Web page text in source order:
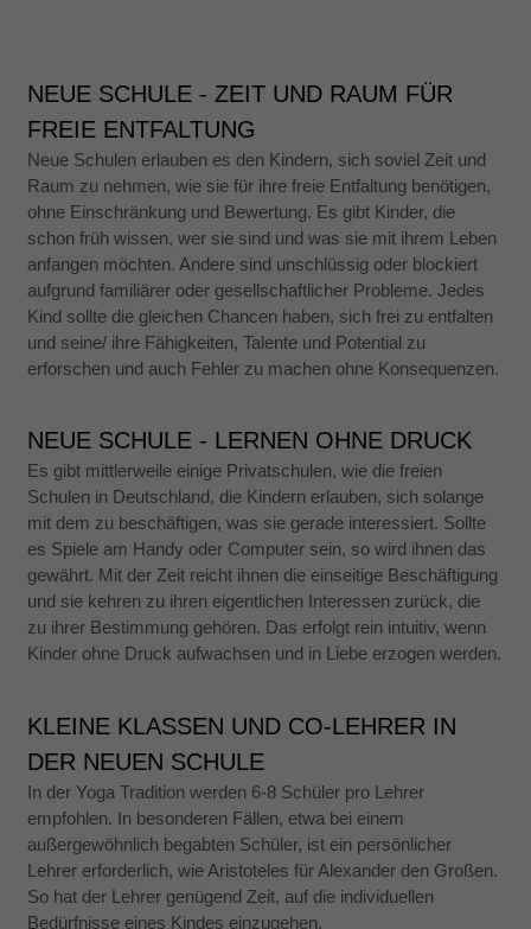
NEUE SCHULE - ZEIT UND RAUM FÜR
FREIE ENTFALTUNG
Neue Schulen erlauben es den Kindern, sich soviel Zeit und
Raum zu nehmen, wie sie für ihre freie Entfaltung benötigen,
ohne Einschränkung und Bewertung. Es gibt Kinder, die
schon früh wissen, wer sie sind und was sie mit ihrem Leben
anfangen möchten. Andere sind unschlüssig oder blockiert
aufgrund familiärer oder gesellschaftlicher Probleme. Jedes
Kind sollte die gleichen Chancen haben, sich frei zu entfalten
und seine/ ihre Fähigkeiten, Talente und Potential zu
erforschen und auch Fehler zu machen ohne Konsequenzen.
NEUE SCHULE - LERNEN OHNE DRUCK
Es gibt mittlerweile einige Privatschulen, wie die freien
Schulen in Deutschland, die Kindern erlauben, sich solange
mit dem zu beschäftigen, was sie gerade interessiert. Sollte
es Spiele am Handy oder Computer sein, so wird ihnen das
gewährt. Mit der Zeit reicht ihnen die einseitige Beschäftigung
und sie kehren zu ihren eigentlichen Interessen zurück, die
zu ihrer Bestimmung gehören. Das erfolgt rein intuitiv, wenn
Kinder ohne Druck aufwachsen und in Liebe erzogen werden.
KLEINE KLASSEN UND CO-LEHRER IN
DER NEUEN SCHULE
In der Yoga Tradition werden 6-8 Schüler pro Lehrer
empfohlen. In besonderen Fällen, etwa bei einem
außergewöhnlich begabten Schüler, ist ein persönlicher
Lehrer erforderlich, wie Aristoteles für Alexander den Großen.
So hat der Lehrer genügend Zeit, auf die individuellen
Bedürfnisse eines Kindes einzugehen.